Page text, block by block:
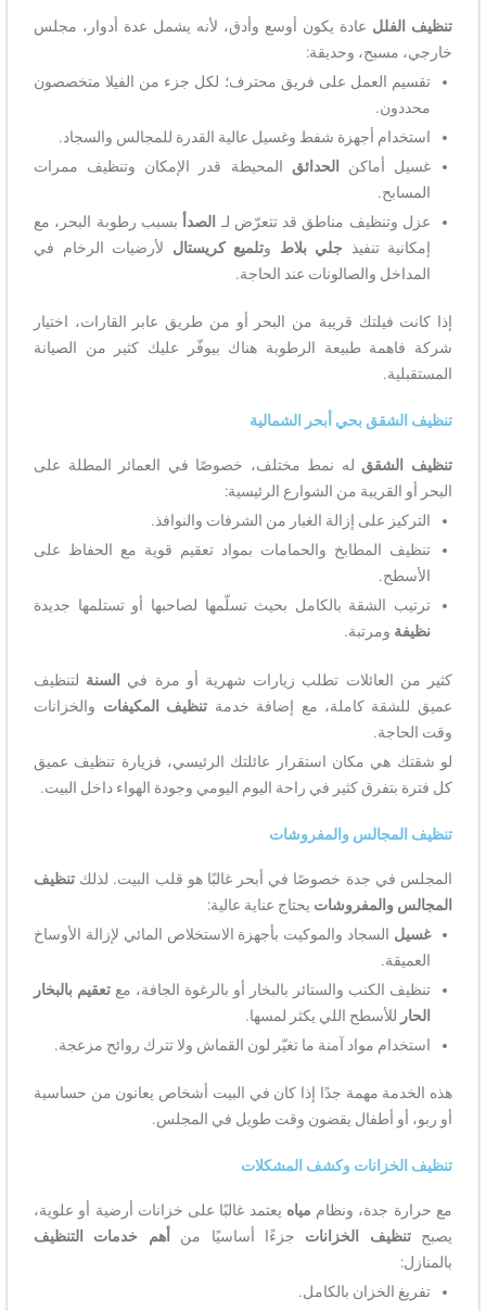
تنظيف الفلل عادة يكون أوسع وأدق، لأنه يشمل عدة أدوار، مجلس
خارجي، مسبح، وحديقة:
تقسيم العمل على فريق محترف؛ لكل جزء من الفيلا متخصصون
محددون.
استخدام أجهزة شفط وغسيل عالية القدرة للمجالس والسجاد.
غسيل أماكن
الحدائق المحيطة قدر الإمكان وتنظيف ممرات
المسابح.
عزل وتنظيف مناطق قد تتعرّض لـ الصدأ
بسبب رطوبة البحر، مع
إمكانية تنفيذ جلي بلاط وتلميع كريستال لأرضيات الرخام في
المداخل والصالونات عند الحاجة.
إذا كانت فيلتك قريبة من البحر أو من طريق عابر القارات، اختيار
شركة فاهمة طبيعة الرطوبة هناك بيوفّر عليك كثير من الصيانة
المستقبلية.
تنظيف الشقق بحي أبحر الشمالية
تنظيف الشقق له نمط مختلف، خصوصًا في العمائر المطلة على
البحر أو القريبة من الشوارع الرئيسية:
التركيز على إزالة الغبار من الشرفات والنوافذ.
تنظيف المطابخ والحمامات بمواد تعقيم قوية مع الحفاظ على
الأسطح.
ترتيب الشقة بالكامل بحيث تسلّمها لصاحبها أو تستلمها جديدة
نظيفة ومرتبة.
كثير من العائلات تطلب زيارات شهرية أو مرة في السنة لتنظيف
عميق للشقة كاملة، مع إضافة خدمة تنظيف المكيفات والخزانات
وقت الحاجة.
لو شقتك هي مكان استقرار عائلتك الرئيسي، فزيارة تنظيف عميق
كل فترة بتفرق كثير في راحة اليوم اليومي وجودة الهواء داخل البيت.
تنظيف المجالس والمفروشات
المجلس في جدة خصوصًا في أبحر غالبًا هو قلب البيت. لذلك تنظيف
المجالس والمفروشات يحتاج عناية عالية:
غسيل السجاد والموكيت بأجهزة الاستخلاص المائي لإزالة الأوساخ
العميقة.
تنظيف الكنب والستائر بالبخار أو بالرغوة الجافة، مع تعقيم بالبخار
الحار للأسطح اللي يكثر لمسها.
استخدام مواد آمنة ما تغيّر لون القماش ولا تترك روائح مزعجة.
هذه الخدمة مهمة جدًا إذا كان في البيت أشخاص يعانون من حساسية
أو ربو، أو أطفال يقضون وقت طويل في المجلس.
تنظيف الخزانات وكشف المشكلات
مع حرارة جدة، ونظام مياه يعتمد غالبًا على خزانات أرضية أو علوية،
يصبحتنظيف الخزانات جزءًا أساسيًا من
أهم خدمات التنظيف
بالمنازل:
تفريغ الخزان بالكامل.